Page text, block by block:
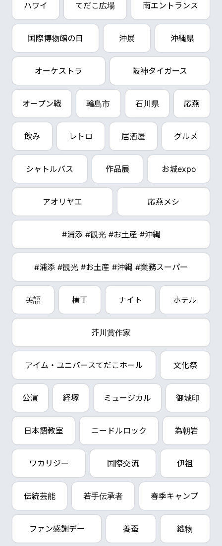
ハワイ てだこ広場 南エントランス
国際博物館の日 沖展 沖縄県
オーケストラ 阪神タイガース
オープン戦 輪島市 石川県 応燕
飲み レトロ 居酒屋 グルメ
シャトルバス 作品展 お城expo
アオリヤエ 応燕メシ
#浦添 #観光 #お土産 #沖縄
#浦添 #観光 #お土産 #沖縄 #業務スーパー
英語 横丁 ナイト ホテル
芥川賞作家
アイム・ユニバースてだこホール 文化祭
公演 経塚 ミュージカル 御城印
日本語教室 ニードルロック 為朝岩
ワカリジー 国際交流 伊祖
伝統芸能 若手伝承者 春季キャンプ
ファン感謝デー 養蚕 織物